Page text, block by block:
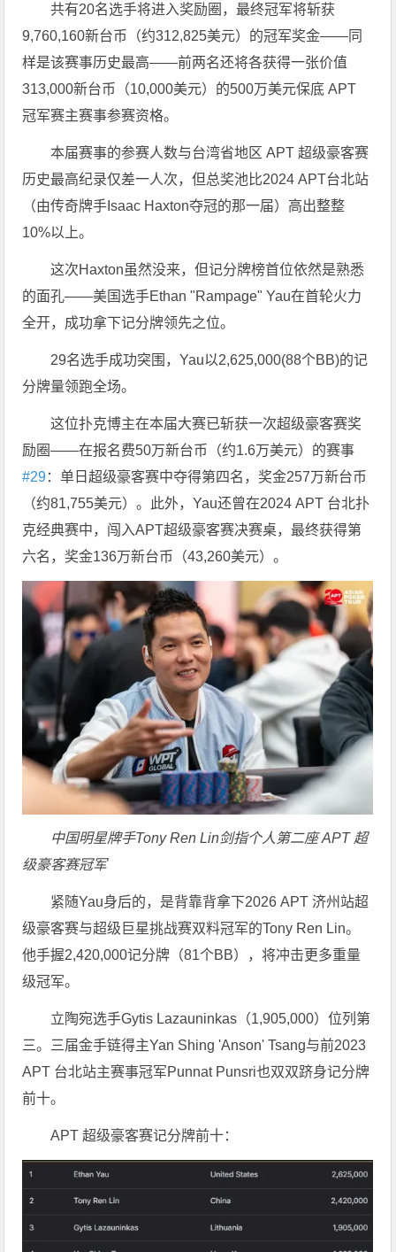
共有20名选手将进入奖励圈，最终冠军将斩获
9,760,160新台币（约312,825美元）的冠军奖金——同
样是该赛事历史最高——前两名还将各获得一张价值
313,000新台币（10,000美元）的500万美元保底 APT
冠军赛主赛事参赛资格。
本届赛事的参赛人数与台湾省地区 APT 超级豪客赛
历史最高纪录仅差一人次，但总奖池比2024 APT台北站
（由传奇牌手Isaac Haxton夺冠的那一届）高出整整
10%以上。
这次Haxton虽然没来，但记分牌榜首位依然是熟悉
的面孔——美国选手Ethan "Rampage" Yau在首轮火力
全开，成功拿下记分牌领先之位。
29名选手成功突围，Yau以2,625,000(88个BB)的记
分牌量领跑全场。
这位扑克博主在本届大赛已斩获一次超级豪客赛奖
励圈——在报名费50万新台币（约1.6万美元）的赛事
#29：单日超级豪客赛中夺得第四名，奖金257万新台币
（约81,755美元）。此外，Yau还曾在2024 APT 台北扑
克经典赛中，闯入APT超级豪客赛决赛桌，最终获得第
六名，奖金136万新台币（43,260美元）。
中国明星牌手Tony Ren Lin剑指个人第二座 APT 超
级豪客赛冠军
紧随Yau身后的，是背靠背拿下2026 APT 济州站超
级豪客赛与超级巨星挑战赛双料冠军的Tony Ren Lin。
他手握2,420,000记分牌（81个BB），将冲击更多重量
级冠军。
立陶宛选手Gytis Lazauninkas（1,905,000）位列第
三。三届金手链得主Yan Shing 'Anson' Tsang与前2023
APT 台北站主赛事冠军Punnat Punsri也双双跻身记分牌
前十。
APT 超级豪客赛记分牌前十：